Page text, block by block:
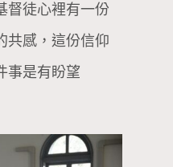
督徒心裡有一份
共感，這份信仰
事是有盼望